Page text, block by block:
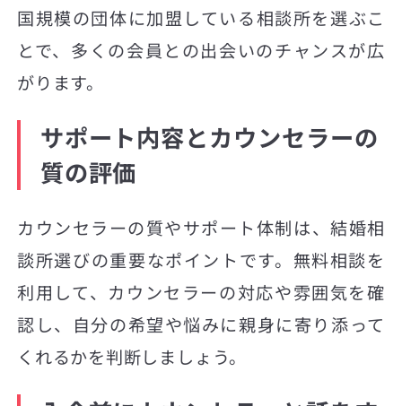
国規模の団体に加盟している相談所を選ぶこ
とで、多くの会員との出会いのチャンスが広
がります。
サポート内容とカウンセラーの
質の評価
カウンセラーの質やサポート体制は、結婚相
談所選びの重要なポイントです。無料相談を
利用して、カウンセラーの対応や雰囲気を確
認し、自分の希望や悩みに親身に寄り添って
くれるかを判断しましょう。